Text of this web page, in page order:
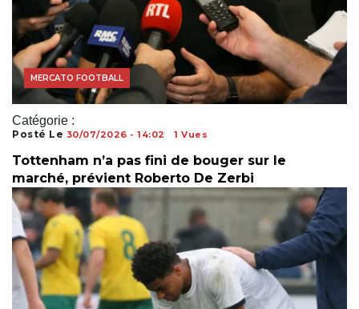
Catégorie :
COUPE DU MONDE
MERCATO FOOTBALL
Posté Le 30/07/2026 - 14:02 1 Vues
Tottenham n’a pas fini de bouger sur le
marché, prévient Roberto De Zerbi